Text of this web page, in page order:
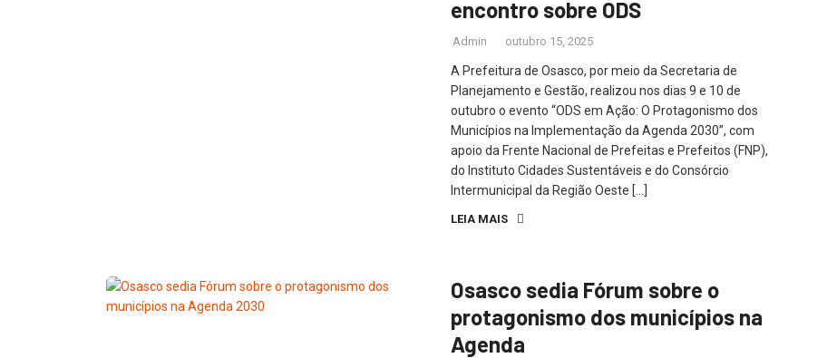
encontro sobre ODS
Admin outubro 15, 2025
A Prefeitura de Osasco, por meio da Secretaria de
Planejamento e Gestão, realizou nos dias 9 e 10 de
outubro o evento “ODS em Ação: O Protagonismo dos
Municípios na Implementação da Agenda 2030”, com
apoio da Frente Nacional de Prefeitas e Prefeitos (FNP),
do Instituto Cidades Sustentáveis e do Consórcio
Intermunicipal da Região Oeste […]
LEIA MAIS
Osasco sedia Fórum sobre o
protagonismo dos municípios na
Agenda